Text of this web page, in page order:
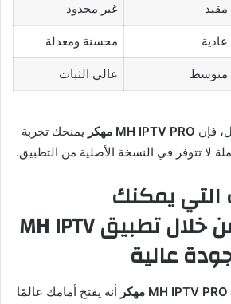
مقيد غير محدود
عادية محسنة ومعدلة
متوسط عالي الثبات
فإن MH IPTV PRO مهكر
يمنحك تجربة
لا تتوفر في النسخة الأصلية من التطبيق.
التي يمكنك
مشاهدتها من خلال تطبيق MH IPTV
MH IPTV PRO مهكر
أنه يفتح أمامك عالمًا